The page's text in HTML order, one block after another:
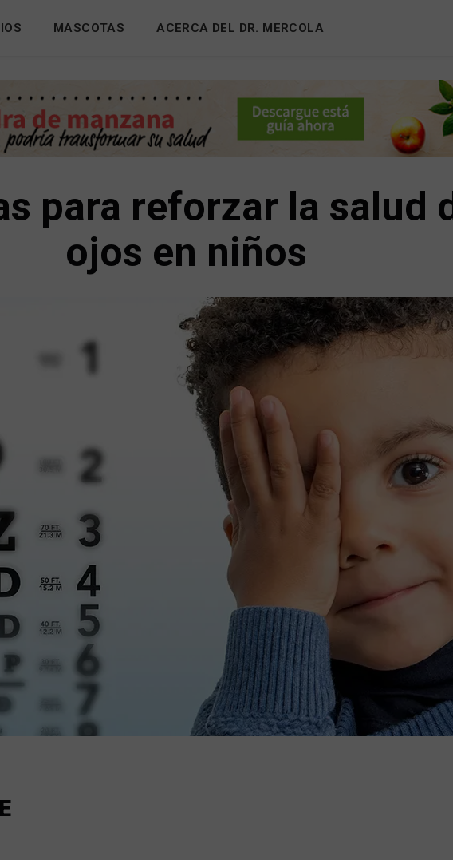
MASCOTAS ACERCA DEL DR. MERCOLA
para reforzar la salud
ojos en niños